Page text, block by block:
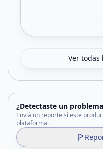
Ver todas
¿Detectaste un
Enviá un reporte si este
plataforma.